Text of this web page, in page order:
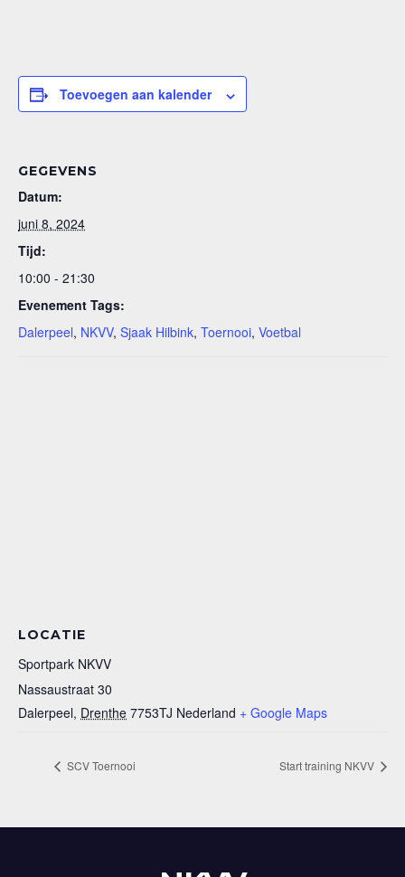
Toevoegen aan kalender
GEGEVENS
Datum:
juni 8, 2024
Tijd:
10:00 - 21:30
Evenement Tags:
Dalerpeel, NKVV, Sjaak Hilbink, Toernooi, Voetbal
LOCATIE
Sportpark NKVV
Nassaustraat 30
Dalerpeel, Drenthe 7753TJ Nederland + Google Maps
SCV Toernooi Start training NKVV